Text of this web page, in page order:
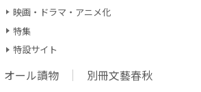
映画・ドラマ・アニメ化
特集
特設サイト
オール讀物 別冊文藝春秋